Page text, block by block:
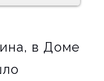
в Доме